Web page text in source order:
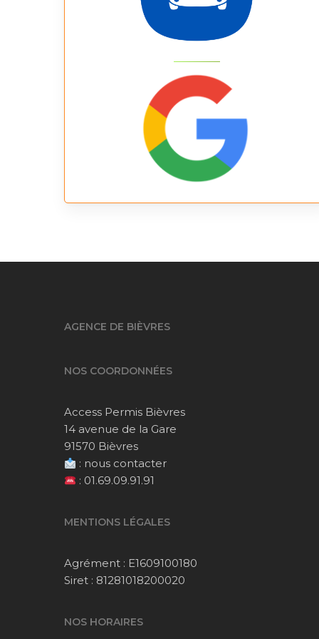
AGENCE DE BIÈVRES
NOS COORDONNÉES
Access Permis Bièvres
14 avenue de la Gare
91570 Bièvres
: nous contacter
: 01.69.09.91.91
MENTIONS LÉGALES
Agrément : E1609100180
Siret : 81281018200020
NOS HORAIRES